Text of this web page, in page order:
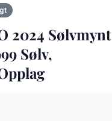
2024 Sølvmynt
Sølv,